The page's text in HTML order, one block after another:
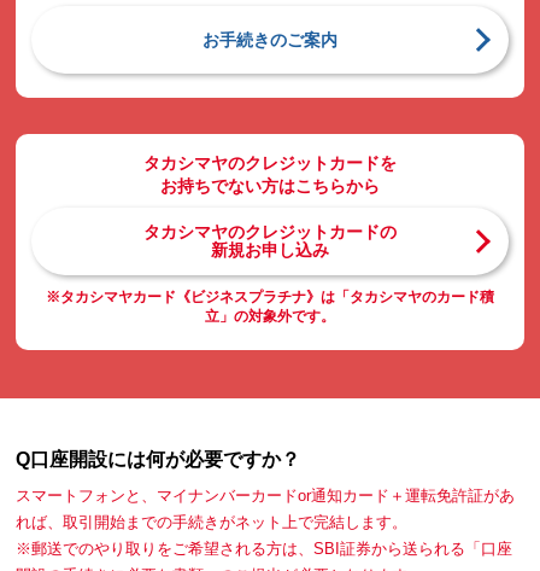
お手続きのご案内
タカシマヤのクレジットカードを
お持ちでない方はこちらから
タカシマヤのクレジットカードの
新規お申し込み
※タカシマヤカード《ビジネスプラチナ》は「タカシマヤのカード積
立」の対象外です。
Q口座開設には何が必要ですか？
スマートフォンと、マイナンバーカードor通知カード＋運転免許証があ
れば、取引開始までの手続きがネット上で完結します。
※郵送でのやり取りをご希望される方は、SBI証券から送られる「口座